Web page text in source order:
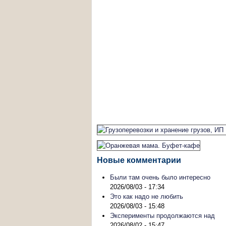
Новые комментарии
Были там очень было интересно
2026/08/03 - 17:34
Это как надо не любить
2026/08/03 - 15:48
Эксперименты продолжаются над